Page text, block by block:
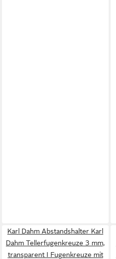
Karl Dahm Abstandshalter Karl
Dahm Tellerfugenkreuze 3 mm,
transparent I Fugenkreuze mit